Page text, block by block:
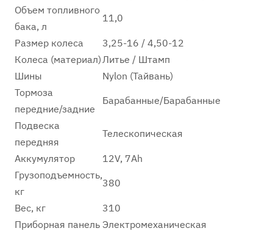
Объем топливного
бака, л
11,0
Размер колеса
3,25-16 / 4,50-12
Колеса (материал)Литье / Штамп
Шины
Nylon (Тайвань)
Тормоза
передние/задние
Барабанные/Барабанные
Подвеска
передняя
Телескопическая
Аккумулятор
12V, 7Аh
Грузоподъемность,
кг
380
Вес, кг
310
Приборная панель Электромеханическая